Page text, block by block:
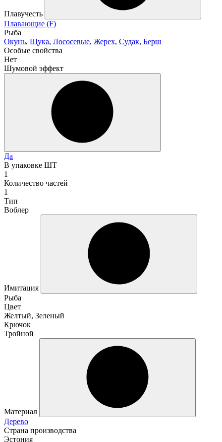
Плавучесть
Плавающие (F)
Рыба
Окунь, Щука, Лососевые, Жерех, Судак, Берш
Особые свойства
Нет
Шумовой эффект
Да
В упаковке ШТ
1
Количество частей
1
Тип
Воблер
Имитация
Рыба
Цвет
Желтый, Зеленый
Крючок
Тройной
Материал
Дерево
Страна производства
Эстония